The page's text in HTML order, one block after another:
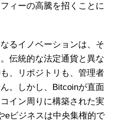
ィーの高騰を招くことに
るイノベーションは、そ
伝統的な法定通貨と異な
、リポジトリも、管理者
。しかし、Bitcoinが直面
イン周りに構築された実
eビジネスは中央集権的で